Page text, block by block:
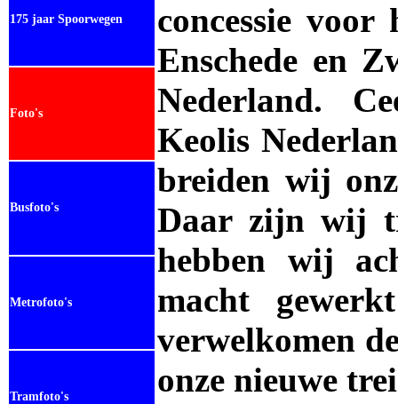
concessie
Enschede en
Nederland.
Keolis
breiden wij
Daar zijn wij
hebben wij
macht
verwelkomen
onze nieuwe
175 jaar Spoorwegen
Foto's
Busfoto's
Metrofoto's
Tramfoto's